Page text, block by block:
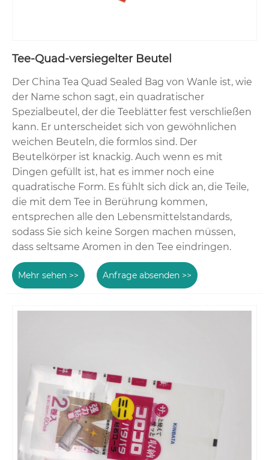
Tee-Quad-versiegelter Beutel
Der China Tea Quad Sealed Bag von Wanle ist, wie
der Name schon sagt, ein quadratischer
Spezialbeutel, der die Teeblätter fest verschließen
kann. Er unterscheidet sich von gewöhnlichen
weichen Beuteln, die formlos sind. Der
Beutelkörper ist knackig. Auch wenn es mit
Dingen gefüllt ist, hat es immer noch eine
quadratische Form. Es fühlt sich dick an, die Teile,
die mit dem Tee in Berührung kommen,
entsprechen alle den Lebensmittelstandards,
sodass Sie sich keine Sorgen machen müssen,
dass seltsame Aromen in den Tee eindringen.
Mehr sehen >> Anfrage absenden >>